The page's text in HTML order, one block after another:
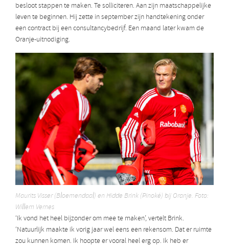
besloot stappen te maken. Te solliciteren. Aan zijn maatschappelijke
leven te beginnen. Hij zette in september zijn handtekening onder
een contract bij een consultancybedrijf. Een maand later kwam de
Oranje-uitnodiging.
Maurits Visser (Bloemendaal) en Hidde Brink (Pinoké) bij Oranje. Foto:
Willem Vernes
‘Ik vond het heel bijzonder om mee te maken’, vertelt Brink.
‘Natuurlijk maakte ik vorig jaar wel eens een rekensom. Dat er ruimte
zou kunnen komen. Ik hoopte er vooral heel erg op. Ik heb er